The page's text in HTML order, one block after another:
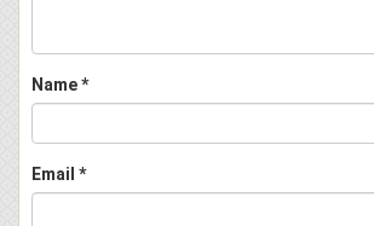
Name*
Email *